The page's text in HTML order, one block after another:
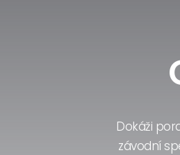
Dokáži
závodní